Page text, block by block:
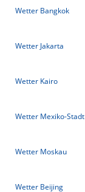
Wetter Bangkok
Wetter Jakarta
Wetter Kairo
Wetter Mexiko-Stadt
Wetter Moskau
Wetter Beijing